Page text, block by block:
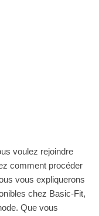
voulez rejoindre
comment procéder
vous expliquerons
chez Basic-Fit,
Que vous